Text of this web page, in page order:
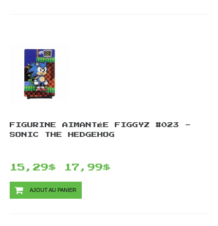
FIGURINE AIMANTÉE FIGGYZ #023 -
SONIC THE HEDGEHOG
15,29$ 17,99$
AJOUT AU PANIER